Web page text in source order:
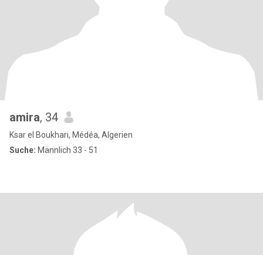
amira, 34
Ksar el Boukhari, Médéa, Algerien
Suche: Männlich 33 - 51